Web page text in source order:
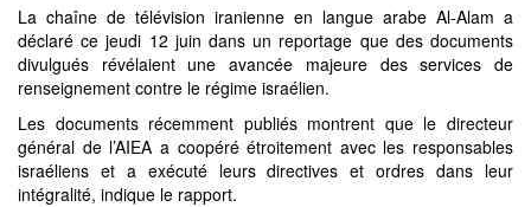
La chaîne de télévision iranienne en langue arabe Al-Alam a
déclaré ce jeudi 12 juin dans un reportage que des documents
divulgués révélaient une avancée majeure des services de
renseignement contre le régime israélien.
Les documents récemment publiés montrent que le directeur
général de l’AIEA a coopéré étroitement avec les responsables
israéliens et a exécuté leurs directives et ordres dans leur
intégralité, indique le rapport.